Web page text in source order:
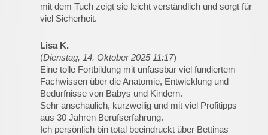
mit dem Tuch zeigt sie leicht verständlich und sorgt für
viel Sicherheit.
Lisa K.
(Dienstag, 14. Oktober 2025 11:17)
Eine tolle Fortbildung mit unfassbar viel fundiertem
Fachwissen über die Anatomie, Entwicklung und
Bedürfnisse von Babys und Kindern.
Sehr anschaulich, kurzweilig und mit viel Profitipps
aus 30 Jahren Berufserfahrung.
Ich persönlich bin total beeindruckt über Bettinas